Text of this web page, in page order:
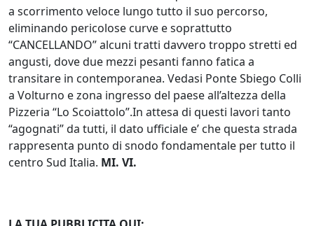
a scorrimento veloce lungo tutto il suo percorso,
eliminando pericolose curve e soprattutto
“CANCELLANDO” alcuni tratti davvero troppo stretti ed
angusti, dove due mezzi pesanti fanno fatica a
transitare in contemporanea. Vedasi Ponte Sbiego Colli
a Volturno e zona ingresso del paese all’altezza della
Pizzeria “Lo Scoiattolo”.In attesa di questi lavori tanto
“agognati” da tutti, il dato ufficiale e’ che questa strada
rappresenta punto di snodo fondamentale per tutto il
centro Sud Italia. MI. VI.